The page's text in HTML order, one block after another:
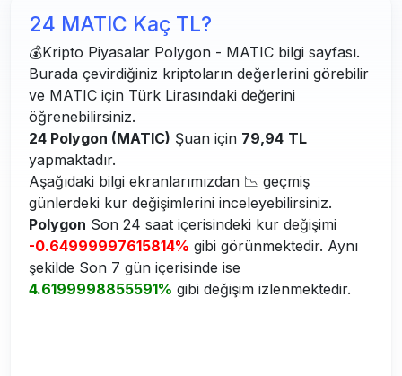
24 MATIC Kaç TL?
💰Kripto Piyasalar Polygon - MATIC bilgi sayfası.
Burada çevirdiğiniz kriptoların değerlerini görebilir
ve MATIC için Türk Lirasındaki değerini
öğrenebilirsiniz.
24 Polygon (MATIC) Şuan için 79,94 TL
yapmaktadır.
Aşağıdaki bilgi ekranlarımızdan 📉 geçmiş
günlerdeki kur değişimlerini inceleyebilirsiniz.
Polygon Son 24 saat içerisindeki kur değişimi
-0.64999997615814% gibi görünmektedir. Aynı
şekilde Son 7 gün içerisinde ise
4.6199998855591% gibi değişim izlenmektedir.